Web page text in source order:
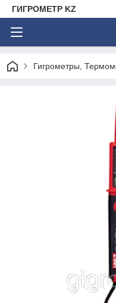
ГИГРОМЕТР KZ
Гигрометры,